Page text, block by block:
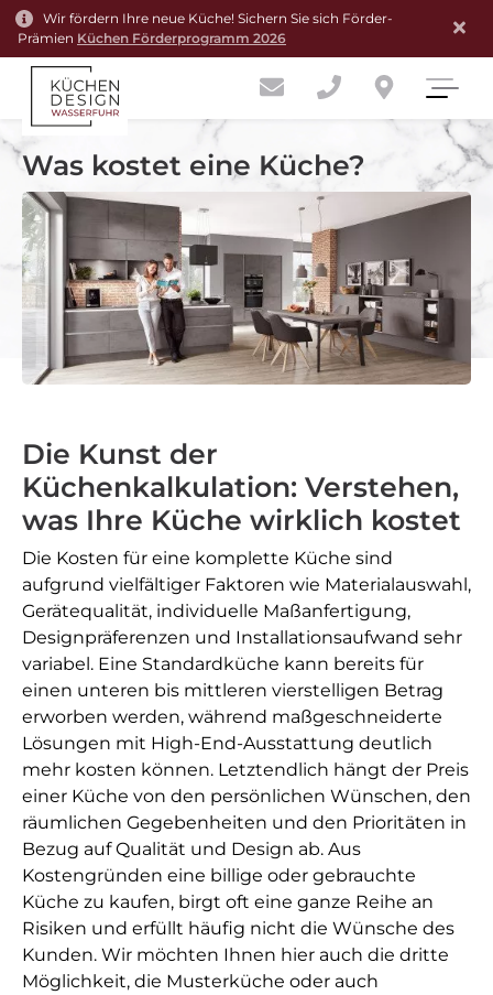
Wir fördern Ihre neue Küche! Sichern Sie sich Förder-
Prämien Küchen Förderprogramm 2026
Was kostet eine Küche?
Die Kunst der
Küchenkalkulation: Verstehen,
was Ihre Küche wirklich kostet
Die Kosten für eine komplette Küche sind
aufgrund vielfältiger Faktoren wie Materialauswahl,
Gerätequalität, individuelle Maßanfertigung,
Designpräferenzen und Installationsaufwand sehr
variabel. Eine Standardküche kann bereits für
einen unteren bis mittleren vierstelligen Betrag
erworben werden, während maßgeschneiderte
Lösungen mit High-End-Ausstattung deutlich
mehr kosten können. Letztendlich hängt der Preis
einer Küche von den persönlichen Wünschen, den
räumlichen Gegebenheiten und den Prioritäten in
Bezug auf Qualität und Design ab. Aus
Kostengründen eine billige oder gebrauchte
Küche zu kaufen, birgt oft eine ganze Reihe an
Risiken und erfüllt häufig nicht die Wünsche des
Kunden. Wir möchten Ihnen hier auch die dritte
Möglichkeit, die Musterküche oder auch